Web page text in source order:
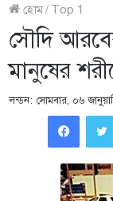
হোম/ Top 1
সৌদি
মানুষের
লন্ডন: সোমবার, ০৬